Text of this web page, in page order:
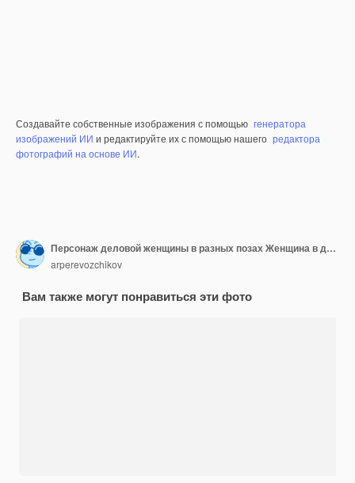
Создавайте собственные изображения с помощью генератора
изображений ИИ и редактируйте их с помощью нашего редактора
фотографий на основе ИИ.
Персонаж деловой женщины в разных позах Женщина в деловой одежде, сотрудник компании 3D иллюстрация в мультяшном стиле
arperevozchikov
Вам также могут понравиться эти фото